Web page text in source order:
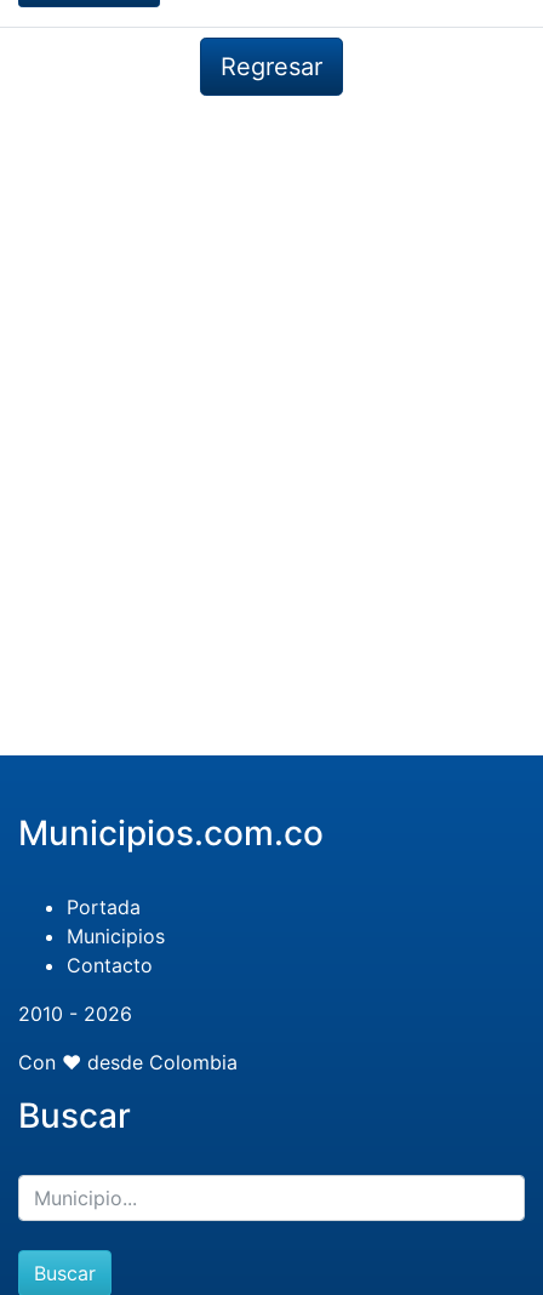
Regresar
Municipios.com.co
Portada
Municipios
Contacto
2010 - 2026
Con ❤️ desde Colombia
Buscar
Buscar